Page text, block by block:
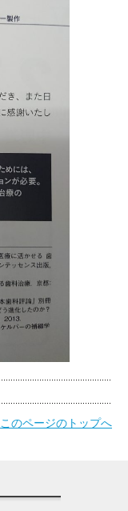
このページのトップへ